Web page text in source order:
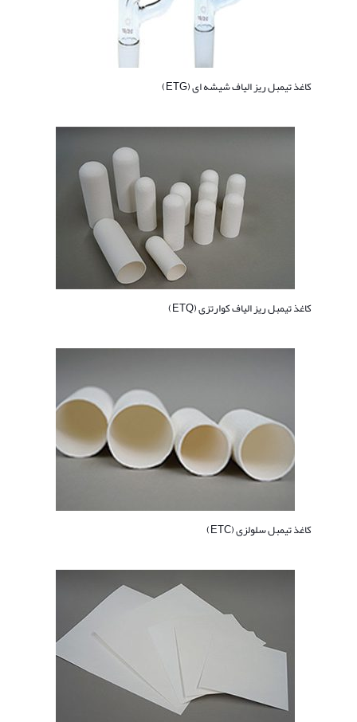
کاغذ تیمبل ریز الیاف شیشه ای (ETG)
کاغذ تیمبل ریز الیاف کوارتزی (ETQ)
کاغذ تیمبل سلولزی (ETC)